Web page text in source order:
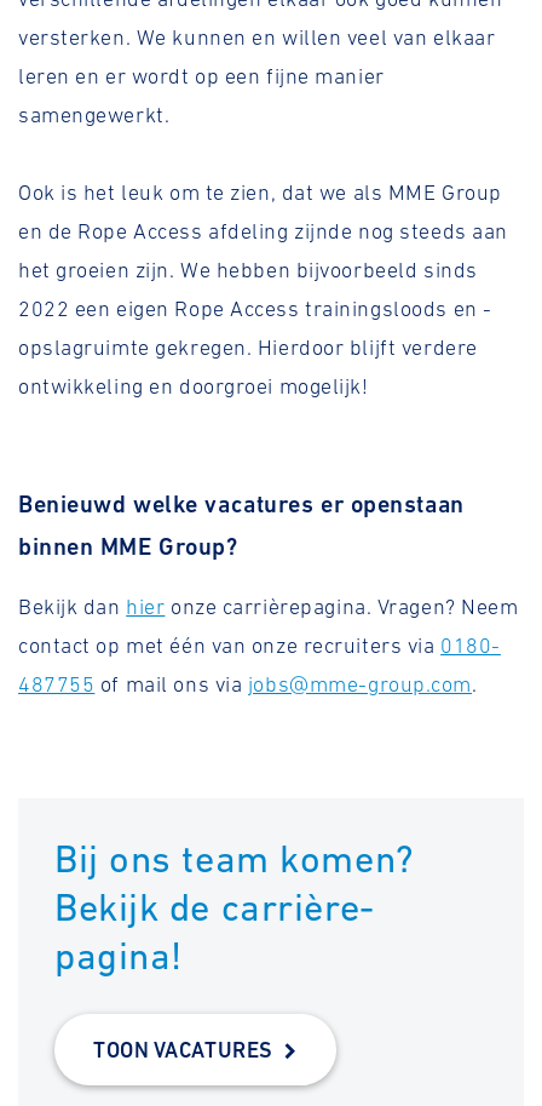
versterken. We kunnen en willen veel van elkaar
leren en er wordt op een fijne manier
samengewerkt.
Ook is het leuk om te zien, dat we als MME Group
en de Rope Access afdeling zijnde nog steeds aan
het groeien zijn. We hebben bijvoorbeeld sinds
2022 een eigen Rope Access trainingsloods en -
opslagruimte gekregen. Hierdoor blijft verdere
ontwikkeling en doorgroei mogelijk!
Benieuwd welke vacatures er openstaan
binnen MME Group?
Bekijk dan hier onze carrièrepagina. Vragen? Neem
contact op met één van onze recruiters via 0180-
487755 of mail ons via jobs@mme-group.com.
Bij ons team komen?
Bekijk de carrière-
pagina!
TOON VACATURES